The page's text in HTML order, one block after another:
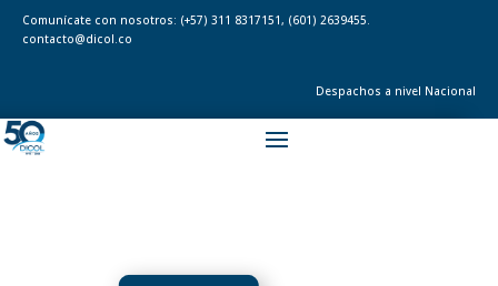
Comunícate con nosotros: (+57) 311 8317151, (601) 2639455.
contacto@dicol.co
Despachos a nivel Nacional